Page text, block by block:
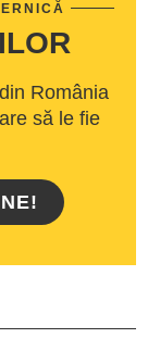
România
să le fie